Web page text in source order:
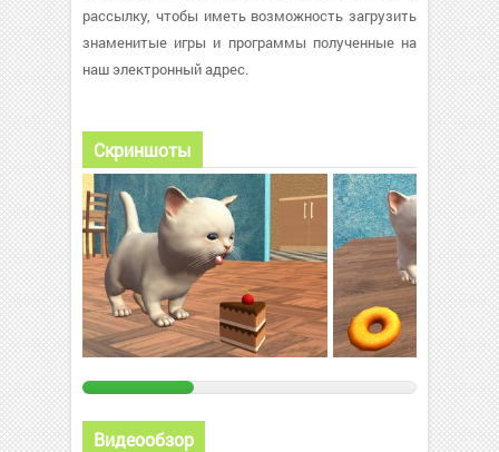
рассылку, чтобы иметь возможность загрузить
знаменитые игры и программы полученные на
наш электронный адрес.
Скриншоты
Видеообзор